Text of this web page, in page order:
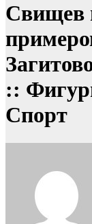
Свищев
::
Спорт